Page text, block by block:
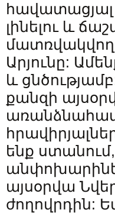
հավատացյալ
լինելու և
մատռվակվող
Արյունը:
և
քանզի
ենք
այսօրվա
ժողովրդին: